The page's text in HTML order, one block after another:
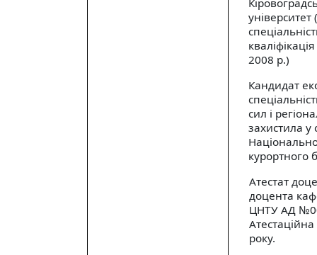
2008 р.)
Кандидат
сил і
захистила у
курортного
Атестат
доцента
ЦНТУ АД
року.